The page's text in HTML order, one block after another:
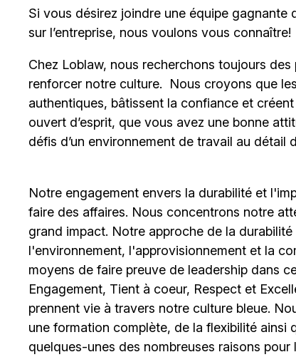
Si vous désirez joindre une équipe
sur l’entreprise, nous voulons vous connaître!
Chez Loblaw, nous recherchons toujours
renforcer notre culture. Nous croyons que
authentiques, bâtissent la confiance et
ouvert d’esprit, que vous avez une bonne
défis d’un environnement de travail au détail
Notre engagement envers la durabilité et
faire des affaires. Nous concentrons notre
grand impact. Notre approche de la
l'environnement, l'approvisionnement et la
moyens de faire preuve de leadership dans
Engagement, Tient à coeur, Respect et
prennent vie à travers notre culture bleue.
une formation complète, de la flexibilité
quelques-unes des nombreuses raisons